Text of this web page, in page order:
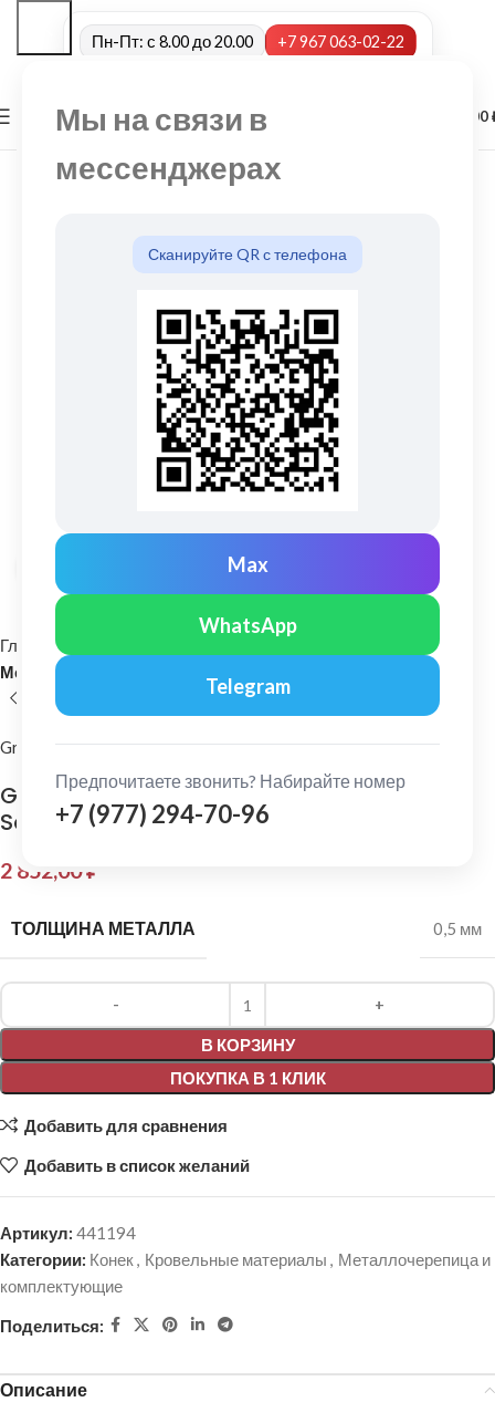
Мы на связи в
мессенджерах
Сканируйте QR с телефона
Max
WhatsApp
Telegram
Предпочитаете звонить? Набирайте номер
+7 (977) 294-70-96
Пн-Пт: с 8.00 до 20.00 +7 967 063-02-22
МЕНЮ 0,00
Нажмите, чтобы увеличить
Главная
Металлочерепица и комплектующие
Grand Line
Grand Line: Конек плоский 150х40х150 мм
Satin 0,5 мм Ral 9005
2 852,00₽
ТОЛЩИНА МЕТАЛЛА 0,5 мм
В КОРЗИНУ
ПОКУПКА В 1 КЛИК
Alternative:
Добавить для сравнения
Добавить в список желаний
Артикул: 441194
Категории: Конек, Кровельные материалы , Металлочерепица и
комплектующие
Поделиться:
Описание